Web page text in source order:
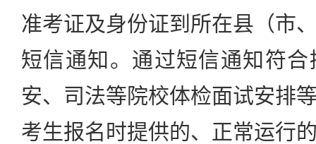
准考证及身份证到所在县（市
短信通知。通过短信通知符
安、司法等院校体检面试安排
考生报名时提供的、正常运行